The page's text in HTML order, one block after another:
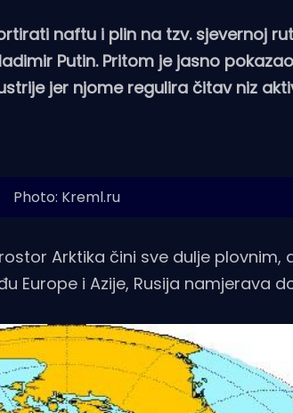
naftu i plin na tzv. sjevernoj
Putin. Pritom je jasno
jer njome regulira čitav niz
Photo: Kreml.ru
Arktika čini sve dulje plovnim,
Europe i Azije, Rusija namjerava